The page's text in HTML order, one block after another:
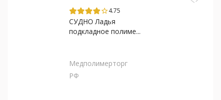
star_border4.75
СУДНО Ладья
подкладное полиме...
Медполимерторг
РФ